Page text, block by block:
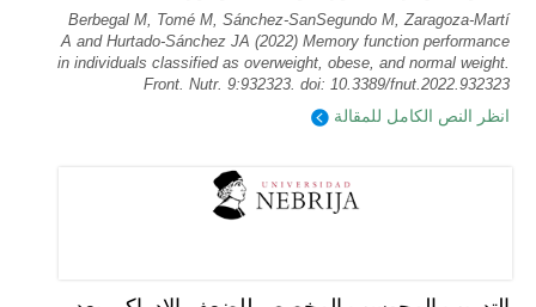
Berbegal M, Tomé M, Sánchez-SanSegundo M, Zaragoza-Martí
A and Hurtado-Sánchez JA (2022) Memory function performance
in individuals classified as overweight, obese, and normal weight.
Front. Nutr. 9:932323. doi: 10.3389/fnut.2022.932323
انظر النص الكامل للمقالة